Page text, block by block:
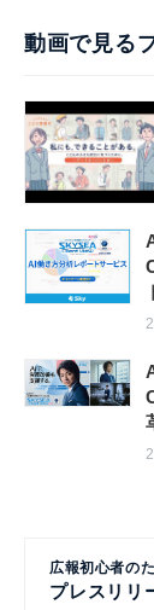
動画で見る
広報初心者の
プレスリリ